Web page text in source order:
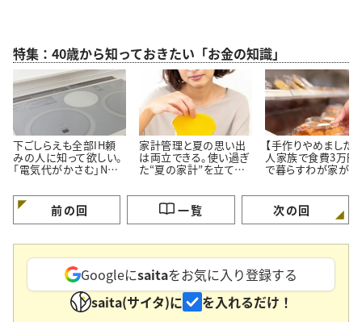
特集：40歳から知っておきたい「お金の知識」
下ごしらえも全部IH頼
みの人に知って欲しい。
「電気代がかさむ」NG
家計管理と夏の思い出
は両立できる。使い過ぎ
た“夏の家計”を立て直
【手作りやめました】
人家族で食費3万円
で暮らすわが家が「
3つ」
前の回 一覧 次の回
Googleにsaitaをお気に入り登録する
saita(サイタ)に
を入れるだけ！